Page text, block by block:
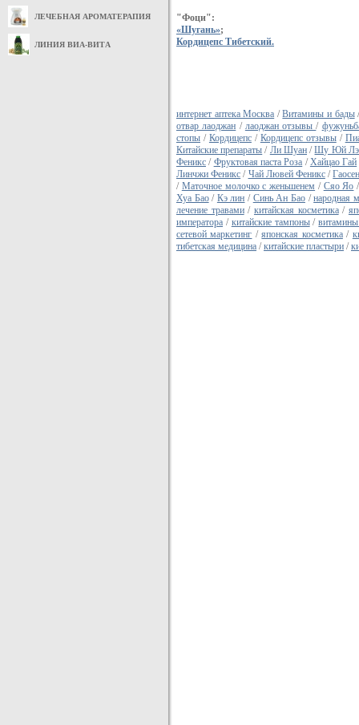
ЛЕЧЕБНАЯ АРОМАТЕРАПИЯ
ЛИНИЯ ВИА-ВИТА
"Фоци":
«Шугань»;
Кордицепс Тибетский.
интернет аптека Москва /Витамины и бады
отвар лаоджан / лаоджан отзывы/
стопы / Кордицепс/ Кордицепс отзывы/
Китайские препараты / Ли Шуан /Шу Юй Лэ
Феникс / Фруктовая паста Роза /Хайцао Гай
Линчжи Феникс / Чай Лювей Феникс/
/ Маточное молочко с женьшенем / Сяо Яо
Хуа Бао/ Кэ лин / Синь Ан Бао/народная
лечение травами/ китайская косметика/
императора / китайские тампоны/
сетевой маркетинг /японская косметика/
тибетская медицина /китайские пластыри /